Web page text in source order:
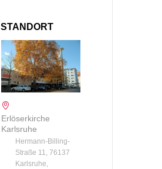
STANDORT
Erlöserkirche
Karlsruhe
Hermann-Billing-
Straße 11, 76137
Karlsruhe,